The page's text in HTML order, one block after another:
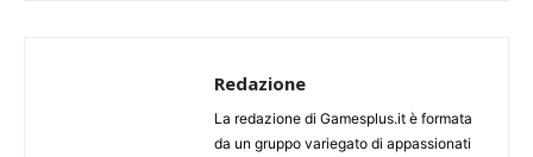
Redazione
La redazione di Gamesplus.it è formata
da un gruppo variegato di appassionati